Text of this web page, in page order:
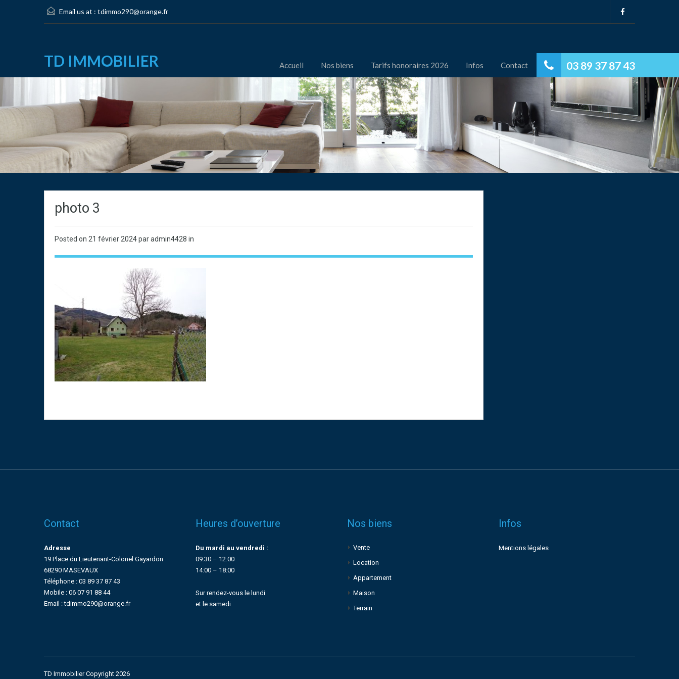
Email us at : tdimmo290@orange.fr
TD IMMOBILIER 03 89 37 87 43
Accueil Nos biens Tarifs honoraires 2026 Infos Contact
photo 3
Posted on 21 février 2024par admin4428 in
Contact
Adresse
19 Place du Lieutenant-Colonel Gayardon
68290 MASEVAUX
Téléphone : 03 89 37 87 43
Mobile : 06 07 91 88 44
Email : tdimmo290@orange.fr
Heures d’ouverture
Du mardi au vendredi :
09:30 – 12:00
14:00 – 18:00
Sur rendez-vous le lundi
et le samedi
Nos biens
Vente
Location
Appartement
Maison
Terrain
Infos
Mentions légales
TD Immobilier Copyright 2026